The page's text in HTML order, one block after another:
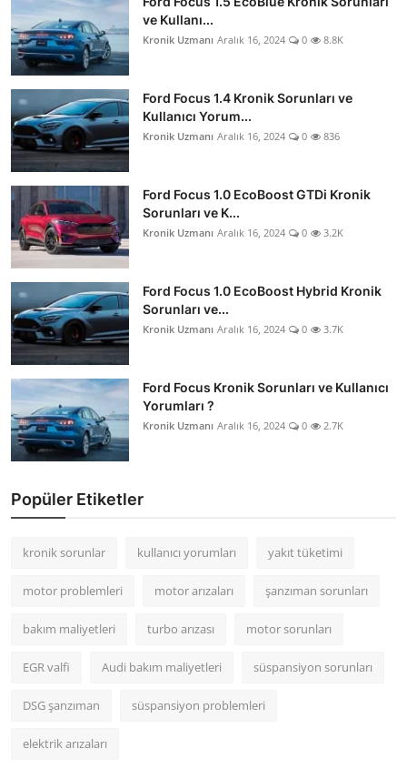
ve Kullanı...
Kronik Uzmanı Aralık 16, 2024 0 8.8K
Ford Focus 1.4 Kronik Sorunları ve
Kullanıcı Yorum...
Kronik Uzmanı Aralık 16, 2024 0 836
Ford Focus 1.0 EcoBoost GTDi Kronik
Sorunları ve K...
Kronik Uzmanı Aralık 16, 2024 0 3.2K
Ford Focus 1.0 EcoBoost Hybrid Kronik
Sorunları ve...
Kronik Uzmanı Aralık 16, 2024 0 3.7K
Ford Focus Kronik Sorunları ve Kullanıcı
Yorumları ?
Kronik Uzmanı Aralık 16, 2024 0 2.7K
Popüler Etiketler
kronik sorunlar kullanıcı yorumları yakıt tüketimi
motor problemleri motor arızaları şanzıman sorunları
bakım maliyetleri turbo arızası motor sorunları
EGR valfi Audi bakım maliyetleri süspansiyon sorunları
DSG şanzıman süspansiyon problemleri
elektrik arızaları